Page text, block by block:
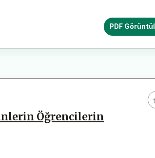
PDF
Öğrencilerin